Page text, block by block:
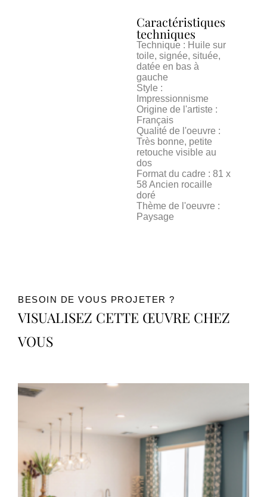
Caractéristiques
techniques
Technique : Huile sur
toile, signée, située,
datée en bas à
gauche
Style :
Impressionnisme
Origine de l'artiste :
Français
Qualité de l'oeuvre :
Très bonne, petite
retouche visible au
dos
Format du cadre : 81 x
58 Ancien rocaille
doré
Thème de l'oeuvre :
Paysage
BESOIN DE VOUS PROJETER ?
VISUALISEZ CETTE ŒUVRE CHEZ
VOUS